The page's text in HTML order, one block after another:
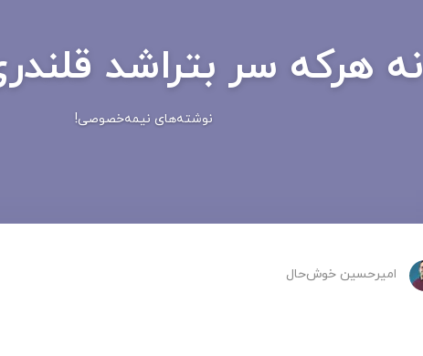
نه هرکه سر بتراشد
نوشته‌های نیمه‌خصوصی!
امیرحسین ‌خوش‌حال